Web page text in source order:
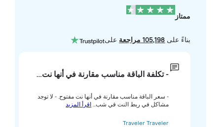
بناءً على105,198 مراجعة على
- تكلفة الباقة مناسب مقارنة في أنها نت…
- سعر الباقة مناسب مقارنة في أنها نت مفتوح. - لا توجد
مشاكل في ربط النت في شب...اقرأ المزيد
Traveler Traveler